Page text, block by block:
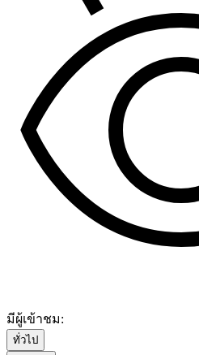
มีผู้เข้าชม:
ทั่วไป